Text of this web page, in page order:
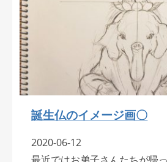
誕生仏のイメージ画〇
2020-06-12